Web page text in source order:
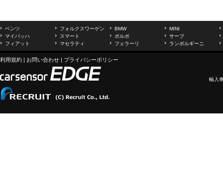
ベンツ フォルクスワーゲン BMW
MINI
マイバッハ
スマート ボルボ
サーブ
フィアット
マセラティ フェラーリ ランボルギーニ
利用規約 | お問い合わせ | プライバシーポリシー
輸入